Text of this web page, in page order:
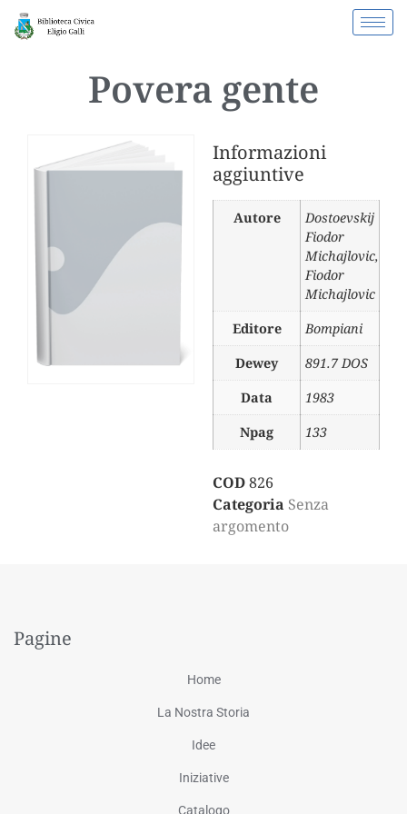
Povera gente
Informazioni
aggiuntive
Autore
Dostoevskij
Fiodor
Michajlovic,
Fiodor
Michajlovic
Editore
Bompiani
Dewey
891.7 DOS
Data
1983
Npag
133
COD826
Categoria Senza
argomento
Pagine
Home
La Nostra Storia
Idee
Iniziative
Catalogo